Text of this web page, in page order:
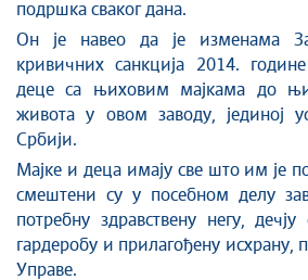
подршка сваког дана.
Он је навео да је изменама
кривичних санкција 2014.
деце са њиховим мајкама до
живота у овом заводу, јединој
Србији.
Мајке и деца имају све што им је
смештени су у посебном делу
потребну здравствену негу,
гардеробу и прилагођену исхрану,
Управе.